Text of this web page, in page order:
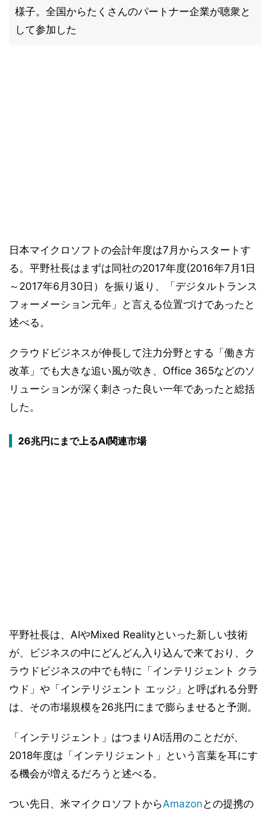
様子。全国からたくさんのパートナー企業が聴衆と
して参加した
日本マイクロソフトの会計年度は7月からスタートす
る。平野社長はまずは同社の2017年度(2016年7月1日
～2017年6月30日）を振り返り、「デジタルトランス
フォーメーション元年」と言える位置づけであったと
述べる。
クラウドビジネスが伸長して注力分野とする「働き方
改革」でも大きな追い風が吹き、Office 365などのソ
リューションが深く刺さった良い一年であったと総括
した。
26兆円にまで上るAI関連市場
平野社長は、AIやMixed Realityといった新しい技術
が、ビジネスの中にどんどん入り込んで来ており、ク
ラウドビジネスの中でも特に「インテリジェント クラ
ウド」や「インテリジェント エッジ」と呼ばれる分野
は、その市場規模を26兆円にまで膨らませると予測。
「インテリジェント」はつまりAI活用のことだが、
2018年度は「インテリジェント」という言葉を耳にす
る機会が増えるだろうと述べる。
つい先日、米マイクロソフトからAmazon との提携の